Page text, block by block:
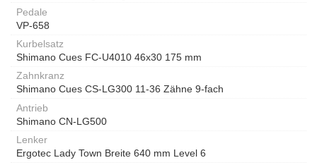
Pedale
VP-658
Kurbelsatz
Shimano Cues FC-U4010 46x30 175 mm
Zahnkranz
Shimano Cues CS-LG300 11-36 Zähne 9-fach
Antrieb
Shimano CN-LG500
Lenker
Ergotec Lady Town Breite 640 mm Level 6